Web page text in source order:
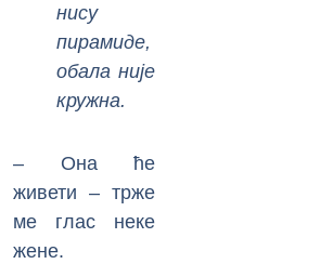
нису
пирамиде,
обала није
кружна.
– Она ће
живети – трже
ме глас неке
жене.